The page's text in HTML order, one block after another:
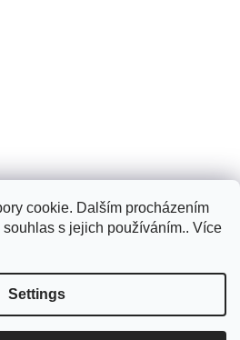
cookie. Dalším procházením
s jejich používáním.. Více
Settings